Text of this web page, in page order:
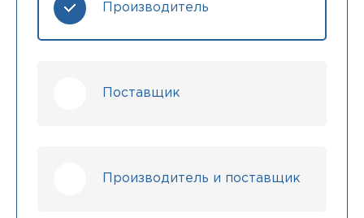
Производитель
Поставщик
Производитель и поставщик